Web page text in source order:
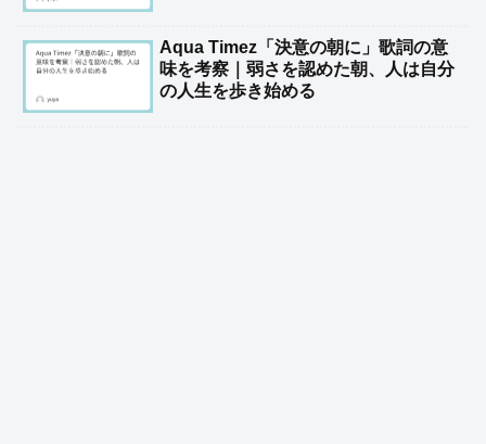
Aqua Timez「決意の朝に」歌詞の意
味を考察｜弱さを認めた朝、人は自分
の人生を歩き始める